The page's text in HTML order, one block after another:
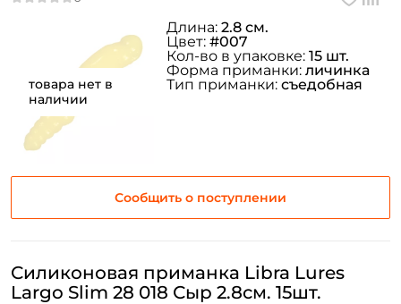
товара нет в
наличии
Сообщить о поступлении
Длина: 2.8 см.
Цвет: #007
Кол-во в упаковке: 15 шт.
Форма приманки: личинка
Тип приманки: съедобная
Силиконовая приманка Libra Lures
Largo Slim 28 018 Сыр 2.8см. 15шт.